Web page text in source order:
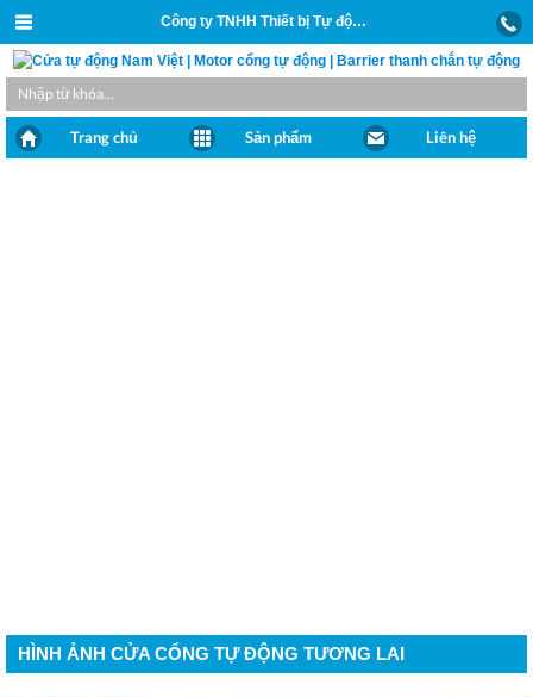
Công ty TNHH Thiết bị Tự động và Xây dựng Nam Việt
Trang chủ Sản phẩm Liên hệ
HÌNH ẢNH CỬA CỔNG TỰ ĐỘNG TƯƠNG LAI